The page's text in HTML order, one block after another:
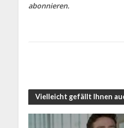
abonnieren.
Vielleicht gefällt Ihnen